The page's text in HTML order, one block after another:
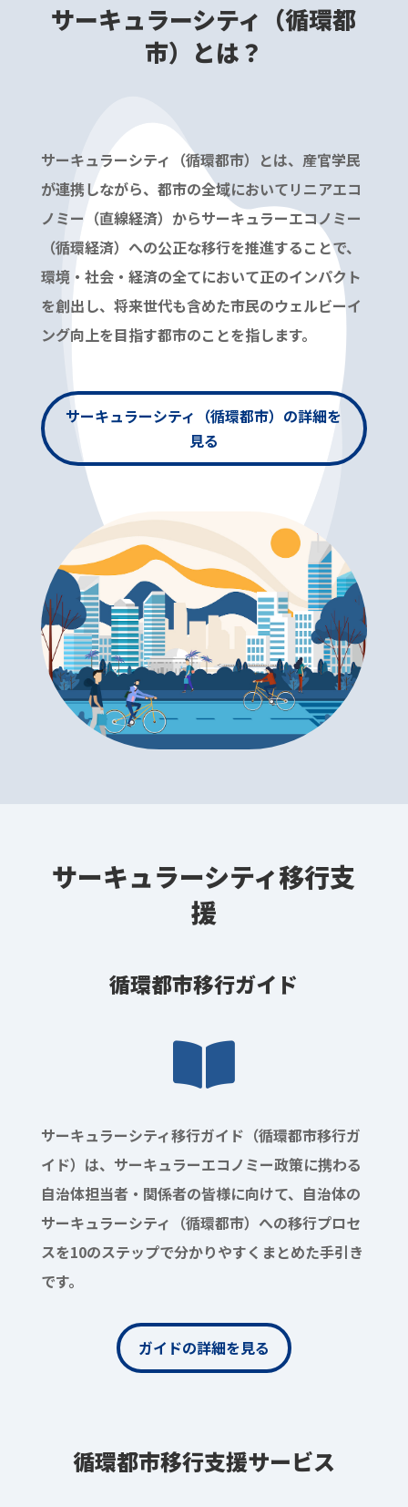
サーキュラーシティ（循環都
市）とは？
サーキュラーシティ（循環都市）とは、産官学民
が連携しながら、都市の全域においてリニアエコ
ノミー（直線経済）からサーキュラーエコノミー
（循環経済）への公正な移行を推進することで、
環境・社会・経済の全てにおいて正のインパクト
を創出し、将来世代も含めた市民のウェルビーイ
ング向上を目指す都市のことを指します。
サーキュラーシティ（循環都市）の詳細を
見る
サーキュラーシティ移行支
援
循環都市移行ガイド

サーキュラーシティ移行ガイド（循環都市移行ガ
イド）は、サーキュラーエコノミー政策に携わる
自治体担当者・関係者の皆様に向けて、自治体の
サーキュラーシティ（循環都市）への移行プロセ
スを10のステップで分かりやすくまとめた手引き
です。
ガイドの詳細を見る
循環都市移行支援サービス